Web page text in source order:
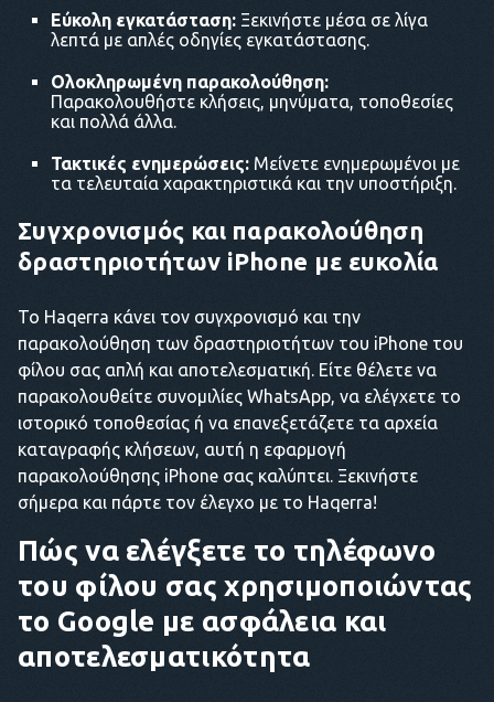
Εύκολη εγκατάσταση: Ξεκινήστε μέσα σε λίγα
λεπτά με απλές οδηγίες εγκατάστασης.
Ολοκληρωμένη παρακολούθηση:
Παρακολουθήστε κλήσεις, μηνύματα, τοποθεσίες
και πολλά άλλα.
Τακτικές ενημερώσεις: Μείνετε ενημερωμένοι με
τα τελευταία χαρακτηριστικά και την υποστήριξη.
Συγχρονισμός και παρακολούθηση
δραστηριοτήτων iPhone με ευκολία
Το Haqerra κάνει τον συγχρονισμό και την
παρακολούθηση των δραστηριοτήτων του iPhone του
φίλου σας απλή και αποτελεσματική. Είτε θέλετε να
παρακολουθείτε συνομιλίες WhatsApp, να ελέγχετε το
ιστορικό τοποθεσίας ή να επανεξετάζετε τα αρχεία
καταγραφής κλήσεων, αυτή η εφαρμογή
παρακολούθησης iPhone σας καλύπτει. Ξεκινήστε
σήμερα και πάρτε τον έλεγχο με το Haqerra!
Πώς να ελέγξετε το τηλέφωνο
του φίλου σας χρησιμοποιώντας
το Google με ασφάλεια και
αποτελεσματικότητα